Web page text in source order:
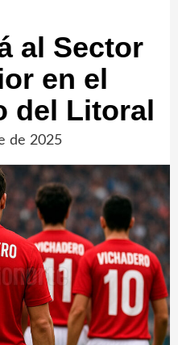
al Sector
en el
del Litoral
de 2025